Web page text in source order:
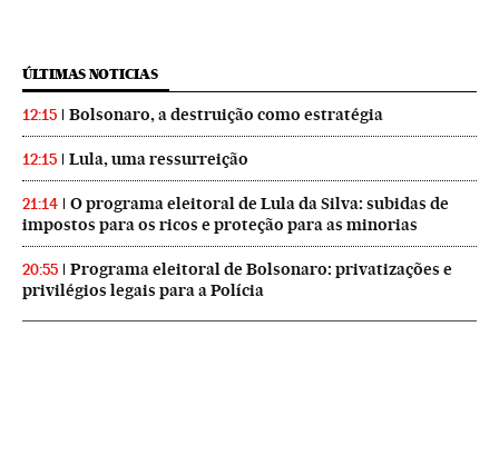
ÚLTIMAS NOTICIAS
12:15 Bolsonaro, a destruição como estratégia
12:15 Lula, uma ressurreição
21:14
O programa eleitoral de Lula da Silva: subidas de
impostos para os ricos e proteção para as minorias
20:55
Programa eleitoral de Bolsonaro: privatizações e
privilégios legais para a Polícia